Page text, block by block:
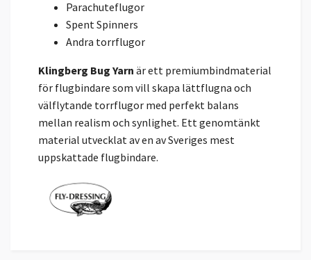
Parachuteflugor
Spent Spinners
Andra torrflugor
Klingberg Bug Yarn är ett premiumbindmaterial
för flugbindare som vill skapa lättflugna och
välflytande torrflugor med perfekt balans
mellan realism och synlighet. Ett genomtänkt
material utvecklat av en av Sveriges mest
uppskattade flugbindare.